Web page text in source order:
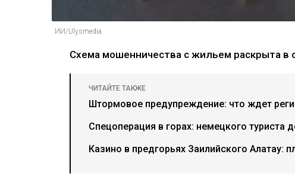
ИИ/Ulysmedia
Схема мошенничества с жильем раскрыта в
ЧИТАЙТЕ ТАКЖЕ
Штормовое предупреждение: что ждет
Спецоперация в горах: немецкого туриста
Казино в предгорьях Заилийского Алатау: